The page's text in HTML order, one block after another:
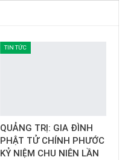
TIN TỨC
QUẢNG TRỊ: GIA ĐÌNH
PHẬT TỬ CHÍNH PHƯỚC
KỶ NIỆM CHU NIÊN LẦN